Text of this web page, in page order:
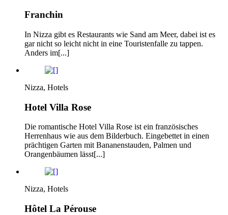
Franchin
In Nizza gibt es Restaurants wie Sand am Meer, dabei ist es
gar nicht so leicht nicht in eine Touristenfalle zu tappen.
Anders im[...]
Nizza, Hotels
Hotel Villa Rose
Die romantische Hotel Villa Rose ist ein französisches
Herrenhaus wie aus dem Bilderbuch. Eingebettet in einen
prächtigen Garten mit Bananenstauden, Palmen und
Orangenbäumen lässt[...]
Nizza, Hotels
Hôtel La Pérouse